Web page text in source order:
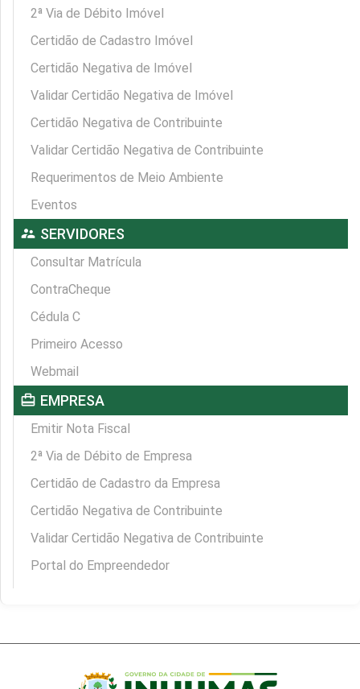
2ª Via de Débito Imóvel
Certidão de Cadastro Imóvel
Certidão Negativa de Imóvel
Validar Certidão Negativa de Imóvel
Certidão Negativa de Contribuinte
Validar Certidão Negativa de Contribuinte
Requerimentos de Meio Ambiente
Eventos
supervisor_account SERVIDORES
Consultar Matrícula
ContraCheque
Cédula C
Primeiro Acesso
Webmail
card_travel EMPRESA
Emitir Nota Fiscal
2ª Via de Débito de Empresa
Certidão de Cadastro da Empresa
Certidão Negativa de Contribuinte
Validar Certidão Negativa de Contribuinte
Portal do Empreendedor